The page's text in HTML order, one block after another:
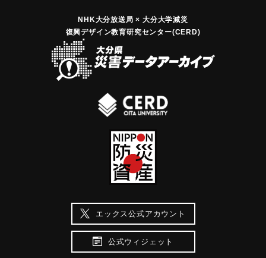
NHK大分放送局 × 大分大学減災
復興デザイン教育研究センター(CERD)
エックス公式アカウント
公式ウィジェット